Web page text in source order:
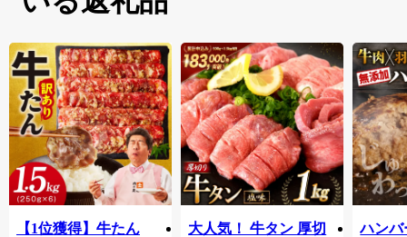
【1位獲得】牛たん
大人気！ 牛タン 厚切
ハンバ